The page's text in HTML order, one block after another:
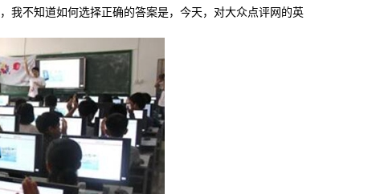
不知道如何选择正确的答案是，今天，对大众点评网的英